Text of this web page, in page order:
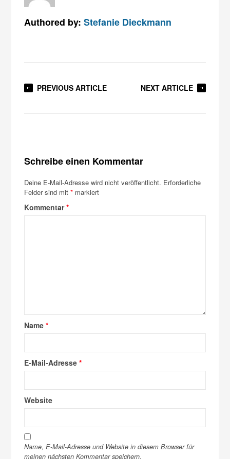
Authored by:Stefanie Dieckmann
PREVIOUS ARTICLE NEXT ARTICLE
Schreibe einen Kommentar
Deine E-Mail-Adresse wird nicht veröffentlicht. Erforderliche
Felder sind mit* markiert
Kommentar*
Name*
E-Mail-Adresse*
Website
Name, E-Mail-Adresse und Website in diesem Browser für
meinen nächsten Kommentar speichern.